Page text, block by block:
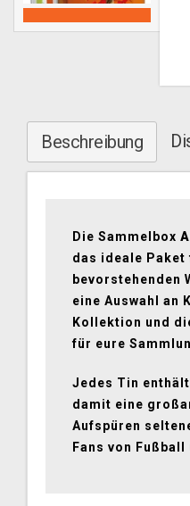
Beschreibung
Die Sammelbox
das ideale Paket
bevorstehenden
eine Auswahl an
Kollektion und
für eure
Jedes Tin
damit eine
Aufspüren
Fans von